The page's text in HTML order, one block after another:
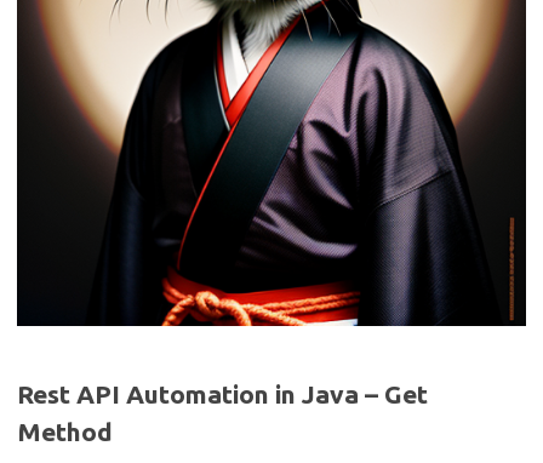
Rest API Automation in Java – Get
Method